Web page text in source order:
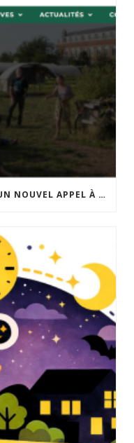
« INSPIRONS LE QUARTIER » : UN NOUVEL APPEL À PROJETS EST LANCÉ !